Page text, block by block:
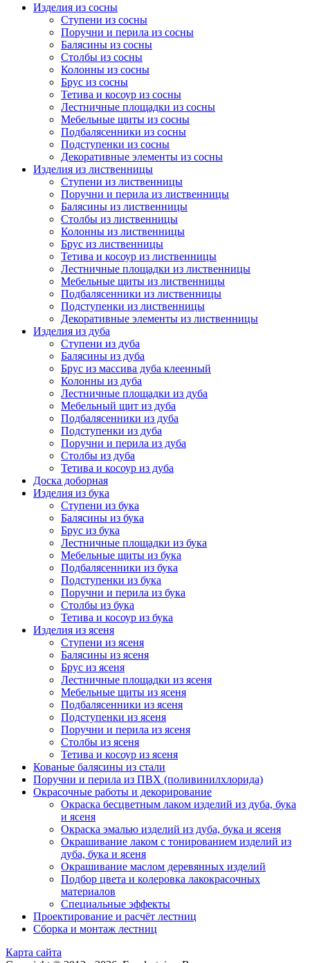
Изделия из сосны
Ступени из сосны
Поручни и перила из сосны
Балясины из сосны
Столбы из сосны
Колонны из сосны
Брус из сосны
Тетива и косоур из сосны
Лестничные площадки из сосны
Мебельные щиты из сосны
Подбалясенники из сосны
Подступенки из сосны
Декоративные элементы из сосны
Изделия из лиственницы
Ступени из лиственницы
Поручни и перила из лиственницы
Балясины из лиственницы
Столбы из лиственницы
Колонны из лиственницы
Брус из лиственницы
Тетива и косоур из лиственницы
Лестничные площадки из лиственницы
Мебельные щиты из лиственницы
Подбалясенники из лиственницы
Подступенки из лиственницы
Декоративные элементы из лиственницы
Изделия из дуба
Ступени из дуба
Балясины из дуба
Брус из массива дуба клеенный
Колонны из дуба
Лестничные площадки из дуба
Мебельный щит из дуба
Подбалясенники из дуба
Подступенки из дуба
Поручни и перила из дуба
Столбы из дуба
Тетива и косоур из дуба
Доска доборная
Изделия из бука
Ступени из бука
Балясины из бука
Брус из бука
Лестничные площадки из бука
Мебельные щиты из бука
Подбалясенники из бука
Подступенки из бука
Поручни и перила из бука
Столбы из бука
Тетива и косоур из бука
Изделия из ясеня
Ступени из ясеня
Балясины из ясеня
Брус из ясеня
Лестничные площадки из ясеня
Мебельные щиты из ясеня
Подбалясенники из ясеня
Подступенки из ясеня
Поручни и перила из ясеня
Столбы из ясеня
Тетива и косоур из ясеня
Кованые балясины из стали
Поручни и перила из ПВХ (поливинилхлорида)
Окрасочные работы и декорирование
Окраска бесцветным лаком изделий из дуба, бука
и ясеня
Окраска эмалью изделий из дуба, бука и ясеня
Окрашивание лаком с тонированием изделий из
дуба, бука и ясеня
Окрашивание маслом деревянных изделий
Подбор цвета и колеровка лакокрасочных
материалов
Специальные эффекты
Проектирование и расчёт лестниц
Сборка и монтаж лестниц
Карта сайта